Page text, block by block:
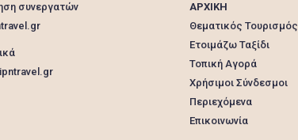
συνεργατών
ΑΡΧΙΚΗ
Θεματικός Τουρισμός
Ετοιμάζω Ταξίδι
Τοπική Αγορά
Χρήσιμοι Σύνδεσμοι
Περιεχόμενα
Επικοινωνία